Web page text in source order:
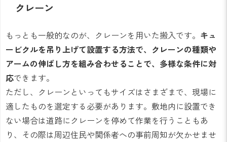
クレーン
もっとも一般的なのが、クレーンを用いた搬入です。 キュ
ービクルを吊り上げて設置する方法で、クレーンの種類や
アームの伸ばし方を組み合わせることで、多様な条件に対
応できます。
ただし、クレーンといってもサイズはさまざまで、現場に
適したものを選定する必要があります。敷地内に設置でき
ない場合は道路にクレーンを停めて作業を行うこともあ
り、その際は周辺住民や関係者への事前周知が欠かせませ